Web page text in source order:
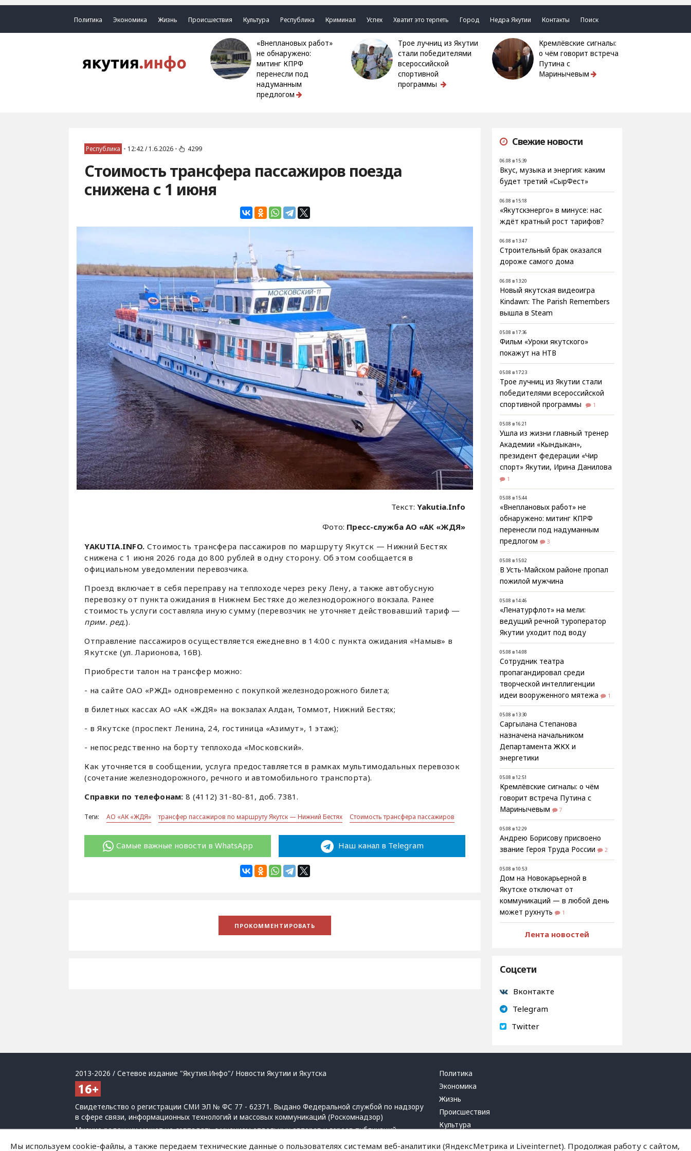
Политика Экономика Жизнь Происшествия Культура Республика Криминал Успех Хватит это терпеть Город Недра Якутии Контакты Поиск
«Внеплановых работ»
не обнаружено:
митинг КПРФ
перенесли под
надуманным
предлогом
Трое лучниц из Якутии
стали победителями
всероссийской
спортивной
программы
Кремлёвские сигналы:
о чём говорит встреча
Путина с
Маринычевым
Республика • 12:42 / 1.6.2026 • 4299
Стоимость трансфера пассажиров поезда
снижена с 1 июня
Текст:Yakutia.Info
Фото: Пресс-служба АО «АК «ЖДЯ»
YAKUTIA.INFO. Стоимость трансфера пассажиров по маршруту Якутск — Нижний Бестях
снижена с 1 июня 2026 года до 800 рублей в одну сторону. Об этом сообщается в
официальном уведомлении перевозчика.
Проезд включает в себя переправу на теплоходе через реку Лену, а также автобусную
перевозку от пункта ожидания в Нижнем Бестяхе до железнодорожного вокзала. Ранее
стоимость услуги составляла иную сумму (перевозчик не уточняет действовавший тариф —
прим. ред.).
Отправление пассажиров осуществляется ежедневно в 14:00 с пункта ожидания «Намыв» в
Якутске (ул. Ларионова, 16В).
Приобрести талон на трансфер можно:
- на сайте ОАО «РЖД» одновременно с покупкой железнодорожного билета;
в билетных кассах АО «АК «ЖДЯ» на вокзалах Алдан, Томмот, Нижний Бестях;
- в Якутске (проспект Ленина, 24, гостиница «Азимут», 1 этаж);
- непосредственно на борту теплохода «Московский».
Как уточняется в сообщении, услуга предоставляется в рамках мультимодальных перевозок
(сочетание железнодорожного, речного и автомобильного транспорта).
Справки по телефонам: 8 (4112) 31-80-81, доб. 7381.
Теги: АО «АК «ЖДЯ» трансфер пассажиров по маршруту Якутск — Нижний Бестях Стоимость трансфера пассажиров
Самые важные новости в WhatsApp Наш канал в Telegram
Свежие новости
06.08 в 15:39
Вкус, музыка и энергия: каким
будет третий «СырФест»
06.08 в 15:18
«Якутскэнерго» в минусе: нас
ждёт кратный рост тарифов?
06.08 в 13:47
Строительный брак оказался
дороже самого дома
06.08 в 13:20
Новый якутская видеоигра
Kindawn: The Parish Remembers
вышла в Steam
05.08 в 17:36
Фильм «Уроки якутского»
покажут на НТВ
05.08 в 17:23
Трое лучниц из Якутии стали
победителями всероссийской
спортивной программы
1
05.08 в 16:21
Ушла из жизни главный тренер
Академии «Кындыкан»,
президент федерации «Чир
спорт» Якутии, Ирина Данилова
1
05.08 в 15:44
«Внеплановых работ» не
обнаружено: митинг КПРФ
перенесли под надуманным
предлогом
3
05.08 в 15:02
В Усть-Майском районе пропал
пожилой мужчина
05.08 в 14:46
«Ленатурфлот» на мели:
ведущий речной туроператор
Якутии уходит под воду
05.08 в 14:08
Сотрудник театра
пропагандировал среди
творческой интеллигенции
идеи вооруженного мятежа
1
05.08 в 13:30
Саргылана Степанова
назначена начальником
Департамента ЖКХ и
энергетики
05.08 в 12:51
Кремлёвские сигналы: о чём
говорит встреча Путина с
Маринычевым
7
05.08 в 12:29
Андрею Борисову присвоено
звание Героя Труда России
2
05.08 в 10:53
Дом на Новокарьерной в
Якутске отключат от
коммуникаций — в любой день
может рухнуть
1
Лента новостей
Соцсети
Вконтакте
Telegram
Twitter
2013-2026 / Сетевое издание "Якутия.Инфо"/ Новости Якутии и Якутска
Свидетельство о регистрации СМИ ЭЛ № ФС 77 - 62371. Выдано Федеральной службой по надзору
в сфере связи, информационных технологий и массовых коммуникаций (Роскомнадзор)
Мнение редакции может не совпадать с мнением отдельных авторов и героев публикаций.
При использовании материалов обязательна активная ссылка на сайт.
Политика
Экономика
Жизнь
Происшествия
Культура
Мы используем cookie-файлы, а также передаем технические данные о пользователях системам веб-аналитики (ЯндексМетрика и Liveinternet). Продолжая работу с сайтом,